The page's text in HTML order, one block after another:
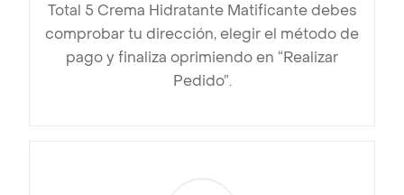
Total 5 Crema Hidratante Matificante debes
comprobar tu dirección, elegir el método de
pago y finaliza oprimiendo en “Realizar
Pedido”.